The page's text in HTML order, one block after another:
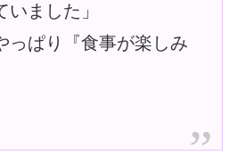
いました」
っぱり『食事が楽しみ